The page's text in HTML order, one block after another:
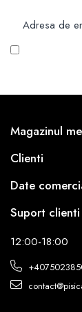
Vreau să
Magazinul
Clienti
Date
Suport clienti
12:00-18:00